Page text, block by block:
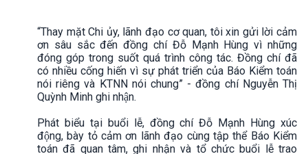
“Thay mặt Chi ủy, lãnh đạo cơ quan, tôi xin gửi lời cảm
ơn sâu sắc đến đồng chí Đỗ Mạnh Hùng vì những
đóng góp trong suốt quá trình công tác. Đồng chí đã
có nhiều cống hiến vì sự phát triển của Báo Kiểm toán
nói riêng và KTNN nói chung” - đồng chí Nguyễn Thị
Quỳnh Minh ghi nhận.
Phát biểu tại buổi lễ, đồng chí Đỗ Mạnh Hùng xúc
động, bày tỏ cảm ơn lãnh đạo cùng tập thể Báo Kiểm
toán đã quan tâm, ghi nhận và tổ chức buổi lễ trao